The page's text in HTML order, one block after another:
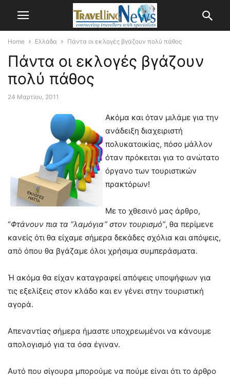
Home Ελλάδα Πάντα οι εκλογές βγάζουν πολύ πάθος
Πάντα οι εκλογές βγάζουν
πολύ πάθος
24 Μαρτίου, 2011
Ακόμα και όταν μιλάμε για την
ανάδειξη διαχειριστή
πολυκατοικίας, πόσο μάλλον
όταν πρόκειται για το ανώτατο
όργανο των τουριστικών
πρακτόρων!
Με το χθεσινό μας άρθρο,
“Φτάνουν πια τα “λαμόγια” στον τουρισμό”, θα περίμενε
κανείς ότι θα είχαμε σήμερα δεκάδες σχόλια και απόψεις,
από όπου θα βγάζαμε όλοι χρήσιμα συμπεράσματα.
Ή ακόμα θα είχαν καταγραφεί απόψεις υποψήφιων για
τις εξελίξεις στον κλάδο και εν γένει στην τουριστική
αγορά.
Απεναντίας σήμερα ήμαστε υποχρεωμένοι να κάνουμε
απολογισμό για τα όσα έγιναν.
Αυτό που σίγουρα μπορούμε να πούμε είναι ότι το άρθρο